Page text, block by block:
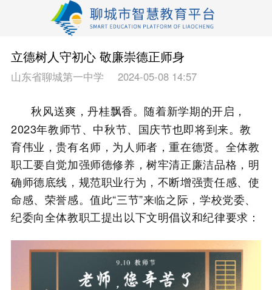
立德树人守初心 敬廉崇德正师身
山东省聊城第一中学 2024-05-08 14:57
秋风送爽，丹桂飘香。随着新学期的开启，
2023年教师节、中秋节、国庆节也即将到来。教
育伟业，贵有名师，为人师者，重在德贤。全体教
职工要自觉加强师德修养，树牢清正廉洁品格，明
确师德底线，规范职业行为，不断增强责任感、使
命感、荣誉感。值此“三节”来临之际，学校党委、
纪委向全体教职工提出以下文明倡议和纪律要求：